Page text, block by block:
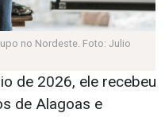
no Nordeste. Foto: Julio
de 2026, ele recebeu
de Alagoas e